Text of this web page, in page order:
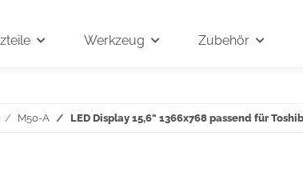
Werkzeug Zubehör
M50-A LED Display 15,6" 1366x768 passend für